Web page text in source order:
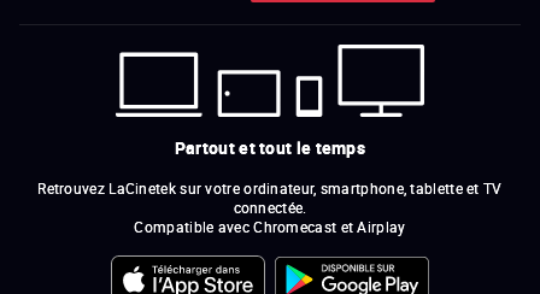
Partout et tout le temps
Retrouvez LaCinetek sur votre ordinateur, smartphone, tablette et TV
connectée.
Compatible avec Chromecast et Airplay